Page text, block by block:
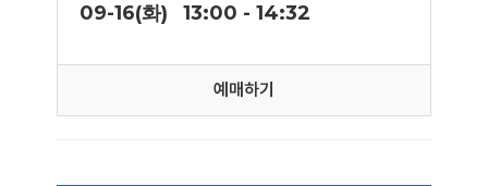
09-16(화) 13:00 - 14:32
예매하기